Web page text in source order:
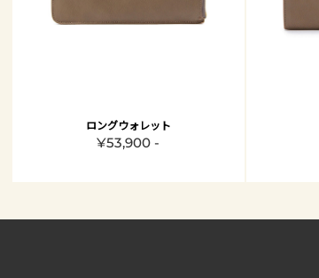
ロングウォレット
¥53,900 -